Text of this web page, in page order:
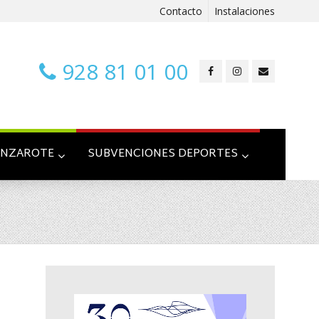
Contacto Instalaciones
928 81 01 00
SUBVENCIONES DEPORTES